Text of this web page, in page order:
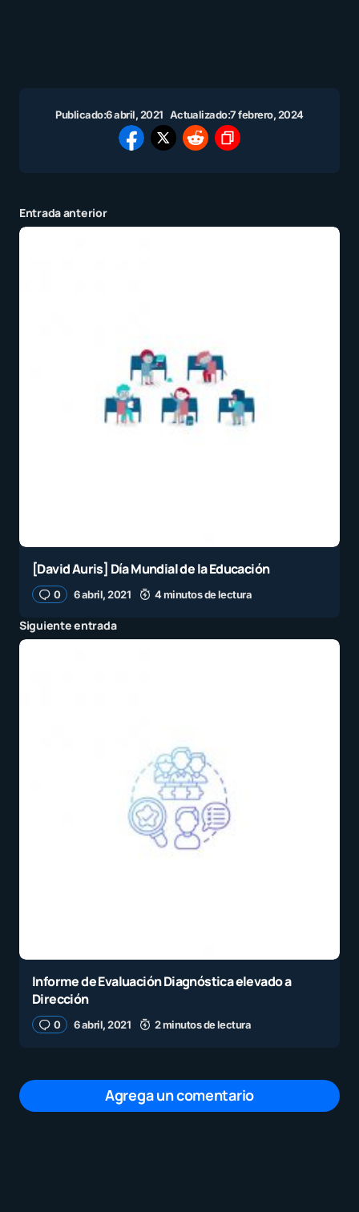
Publicado:6 abril, 2021 Actualizado:7 febrero, 2024
Entrada anterior
[David Auris] Día Mundial de la Educación
0 6 abril, 2021 4 minutos de lectura
Siguiente entrada
Informe de Evaluación Diagnóstica elevado a
Dirección
0 6 abril, 2021 2 minutos de lectura
Agrega un comentario